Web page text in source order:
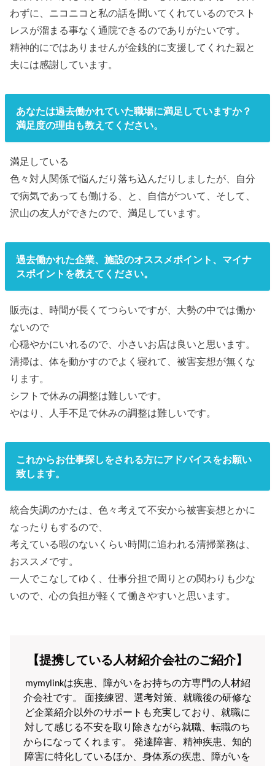
わずに、ニコニコと私の話を聞いてくれているのでスト
レスが溜まる事なく通院できるのでありがたいです。
精神的にではありませんが金銭的に支援してくれた親と
夫には感謝しています。
あなたは過去働かれていた職場に満足していますか？
満足度の理由も教えてください。
満足している
色々対人関係で悩んだり落ち込んだりしましたが、自分
で病気であっても働ける、と、自信がついて、そして、
沢山の友人ができたので、満足しています。
過去働かれた企業、施設のオススメポイント、マイナ
スポイントを教えてください。
販売は、時間が長くてつらいですが、大勢の中では働か
ないので
心穏やかにいれるので、小さいお店は良いと思います。
清掃は、体を動かすのでよく寝れて、被害妄想が無くな
ります。
シフトで休みの調整は難しいです。
やはり、人手不足で休みの調整は難しいです。
これからお仕事探しをされる方にアドバイスをお願い
致します。
統合失調のかたは、色々考えて不安から被害妄想とかに
なったりもするので、
考えている暇のないくらい時間に追われる清掃業務は、
おススメです。
一人でこなしてゆく、仕事分担で周りとの関わりも少な
いので、心の負担が軽くて働きやすいと思います。
【提携している人材紹介会社のご紹介】
mymylinkは疾患、障がいをお持ちの方専門の人材紹
介会社です。 面接練習、選考対策、就職後の研修な
ど企業紹介以外のサポートも充実しており、就職に
対して感じる不安を取り除きながら就職、転職のち
からになってくれます。 発達障害、精神疾患、知的
障害に特化しているほか、身体系の疾患、障がいを